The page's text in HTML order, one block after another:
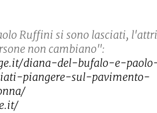
Ruffini si sono lasciati,
non cambiano":
diana-del-bufalo-e-
piangere-sul-pavimento-